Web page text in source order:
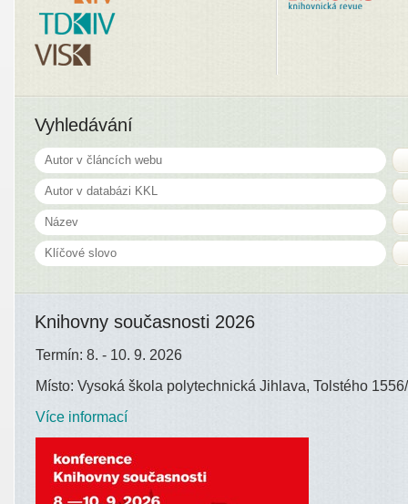
Vyhledávání
Knihovny současnosti 2026
Termín: 8. - 10. 9. 2026
Místo: Vysoká škola polytechnická Jihlava, Tolstého
Více informací